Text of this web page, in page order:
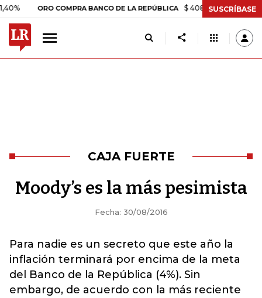
ORO COMPRA BANCO DE LA REPÚBLICA $ 408.498,97 +$ 8.753,81
SUSCRÍBASE
CAJA FUERTE
Moody’s es la más pesimista
Fecha: 30/08/2016
Para nadie es un secreto que este año la
inflación terminará por encima de la meta
del Banco de la República (4%). Sin
embargo, de acuerdo con la más reciente